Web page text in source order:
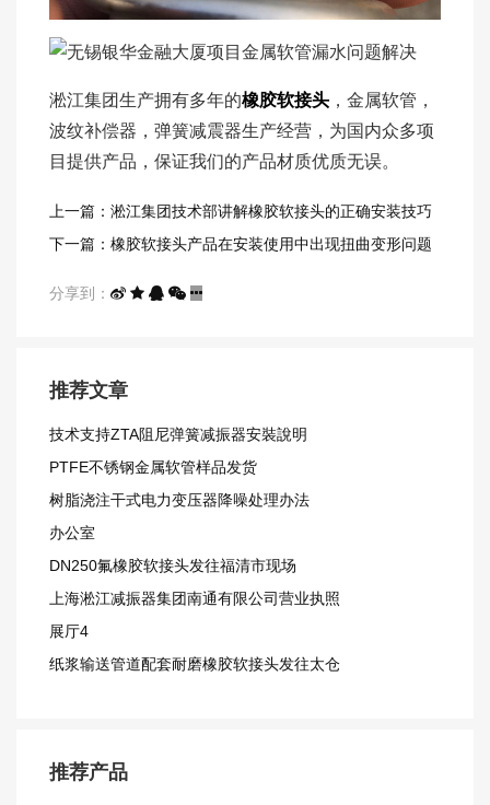
淞江集团生产拥有多年的橡胶软接头 ，金属软管，
波纹补偿器，弹簧减震器生产经营，为国内众多项
目提供产品，保证我们的产品材质优质无误。
上一篇：淞江集团技术部讲解橡胶软接头的正确安装技巧
下一篇：橡胶软接头产品在安装使用中出现扭曲变形问题
分享到：
推荐文章
技术支持ZTA阻尼弹簧减振器安裝說明
PTFE不锈钢金属软管样品发货
树脂浇注干式电力变压器降噪处理办法
办公室
DN250氟橡胶软接头发往福清市现场
上海淞江减振器集团南通有限公司营业执照
展厅4
纸浆输送管道配套耐磨橡胶软接头发往太仓
推荐产品